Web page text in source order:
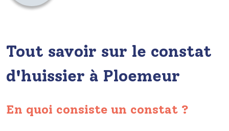
Tout savoir sur le constat
d'huissier à Ploemeur
En quoi consiste un constat ?